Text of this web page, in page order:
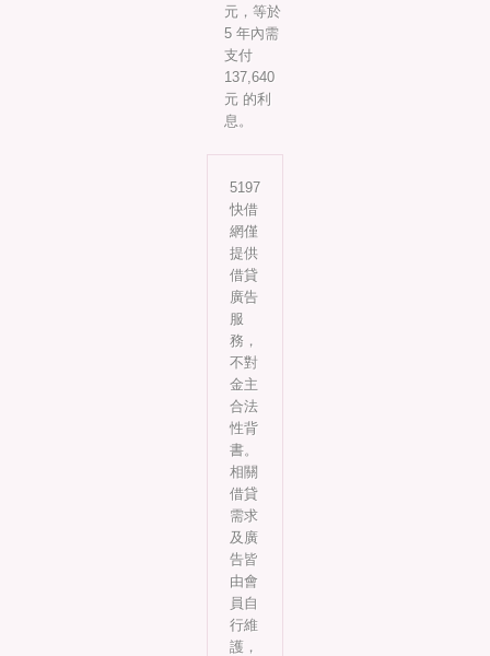
元，等於
5 年內需
支付
137,640
元 的利
息。
5197
快借
網僅
提供
借貸
廣告
服
務，
不對
金主
合法
性背
書。
相關
借貸
需求
及廣
告皆
由會
員自
行維
護，